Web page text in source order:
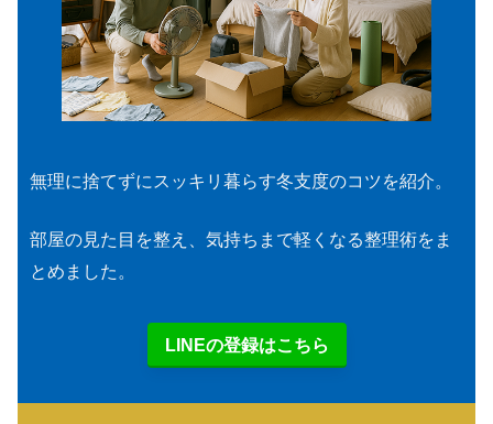
無理に捨てずにスッキリ暮らす冬支度のコツを紹介。
部屋の見た目を整え、気持ちまで軽くなる整理術をま
とめました。
LINEの登録はこちら